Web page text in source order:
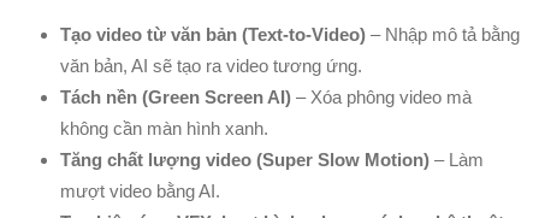
Tạo video từ văn bản (Text-to-Video) – Nhập mô tả bằng
văn bản, AI sẽ tạo ra video tương ứng.
Tách nền (Green Screen AI) – Xóa phông video mà
không cần màn hình xanh.
Tăng chất lượng video (Super Slow Motion) – Làm
mượt video bằng AI.